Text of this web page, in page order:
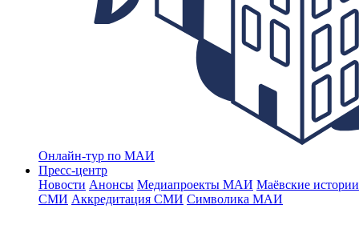
Онлайн-тур по МАИ
Пресс-центр
Новости Анонсы Медиапроекты МАИ Маёвские
СМИ Аккредитация СМИ Символика МАИ